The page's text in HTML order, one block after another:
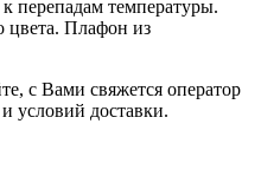
перепадам температуры.
цвета. Плафон из
с Вами свяжется оператор
условий доставки.